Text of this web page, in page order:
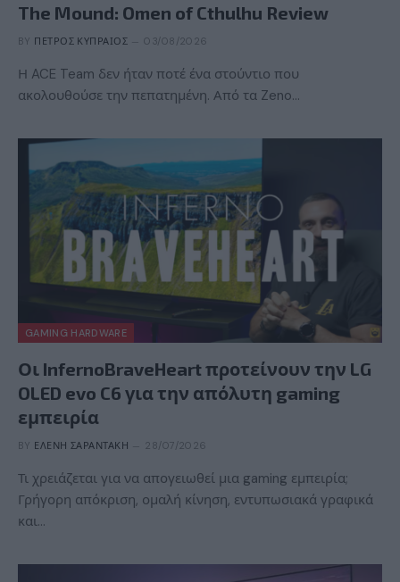
The Mound: Omen of Cthulhu Review
BY ΠΈΤΡΟΣ ΚΥΠΡΑΊΟΣ 03/08/2026
Η ACE Team δεν ήταν ποτέ ένα στούντιο που
ακολουθούσε την πεπατημένη. Από τα Zeno…
GAMING HARDWARE
Οι InfernoBraveHeart προτείνουν την LG
OLED evo C6 για την απόλυτη gaming
εμπειρία
BY ΕΛΈΝΗ ΣΑΡΑΝΤΆΚΗ 28/07/2026
Τι χρειάζεται για να απογειωθεί μια gaming εμπειρία;
Γρήγορη απόκριση, ομαλή κίνηση, εντυπωσιακά γραφικά
και…